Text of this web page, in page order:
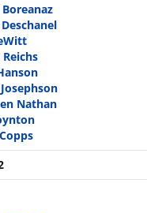
Nathan